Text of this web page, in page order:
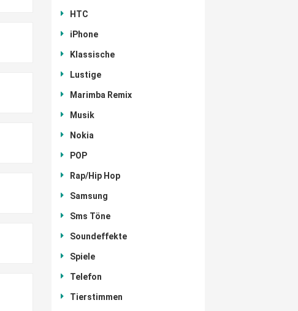
HTC
iPhone
Klassische
Lustige
Marimba Remix
Musik
Nokia
POP
Rap/Hip Hop
Samsung
Sms Töne
Soundeffekte
Spiele
Telefon
Tierstimmen